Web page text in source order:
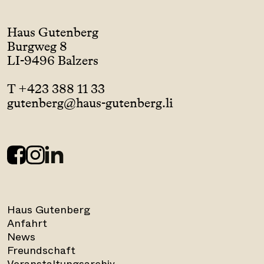
Haus Gutenberg
Burgweg 8
LI-9496 Balzers
T +423 388 11 33
gutenberg@haus-gutenberg.li
Haus Gutenberg
Anfahrt
News
Freundschaft